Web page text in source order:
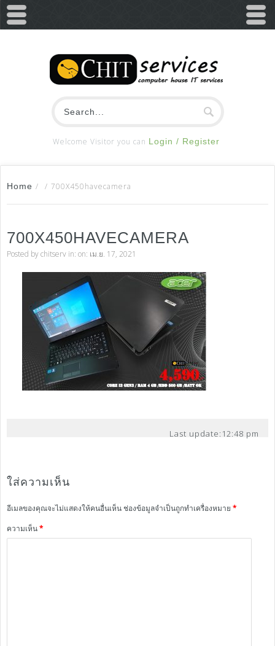
Welcome Visitor you can Login / Register
Home / / 700X450havecamera
700X450HAVECAMERA
Posted bychitserv in: on: เม.ย. 17, 2021
Last update: 12:48 pm
ใส่ความเห็น
อีเมลของคุณจะไม่แสดงให้คนอื่นเห็นช่องข้อมูลจำเป็นถูกทำเครื่องหมาย *
ความเห็น*